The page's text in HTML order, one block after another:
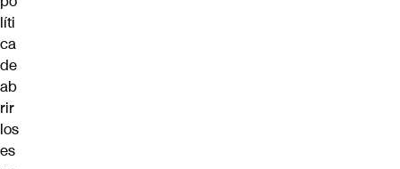
líti
ca
de
ab
rir
los
es